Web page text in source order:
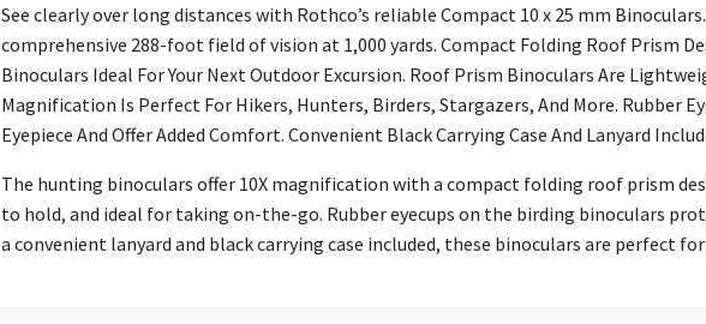
See clearly over long distances with Rothco’s reliable Compact 10 x 25 mm
comprehensive 288-foot field of vision at 1,000 yards. Compact Folding Roof Prism
Binoculars Ideal For Your Next Outdoor Excursion. Roof Prism Binoculars Are
Magnification Is Perfect For Hikers, Hunters, Birders, Stargazers, And More. Rubber
Eyepiece And Offer Added Comfort. Convenient Black Carrying Case And Lanyard
The hunting binoculars offer 10X magnification with a compact folding roof prism
to hold, and ideal for taking on-the-go. Rubber eyecups on the birding binoculars
a convenient lanyard and black carrying case included, these binoculars are perfect